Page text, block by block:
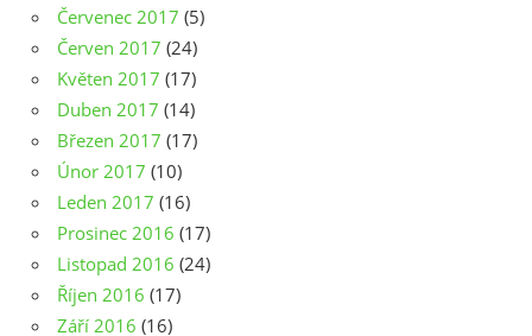
Červenec 2017 (5)
Červen 2017 (24)
Květen 2017 (17)
Duben 2017 (14)
Březen 2017 (17)
Únor 2017 (10)
Leden 2017 (16)
Prosinec 2016 (17)
Listopad 2016 (24)
Říjen 2016 (17)
Září 2016 (16)